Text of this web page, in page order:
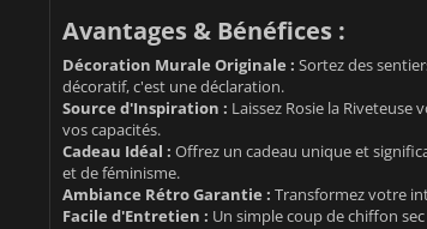
Avantages & Bénéfices :
Décoration Murale Originale : Sortez des
décoratif, c'est une déclaration.
Source d'Inspiration : Laissez Rosie la
vos capacités.
Cadeau Idéal : Offrez un cadeau unique et
et de féminisme.
Ambiance Rétro Garantie : Transformez votre
Facile d'Entretien : Un simple coup de chiffon